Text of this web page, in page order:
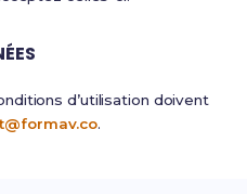
d’utilisation doivent
.